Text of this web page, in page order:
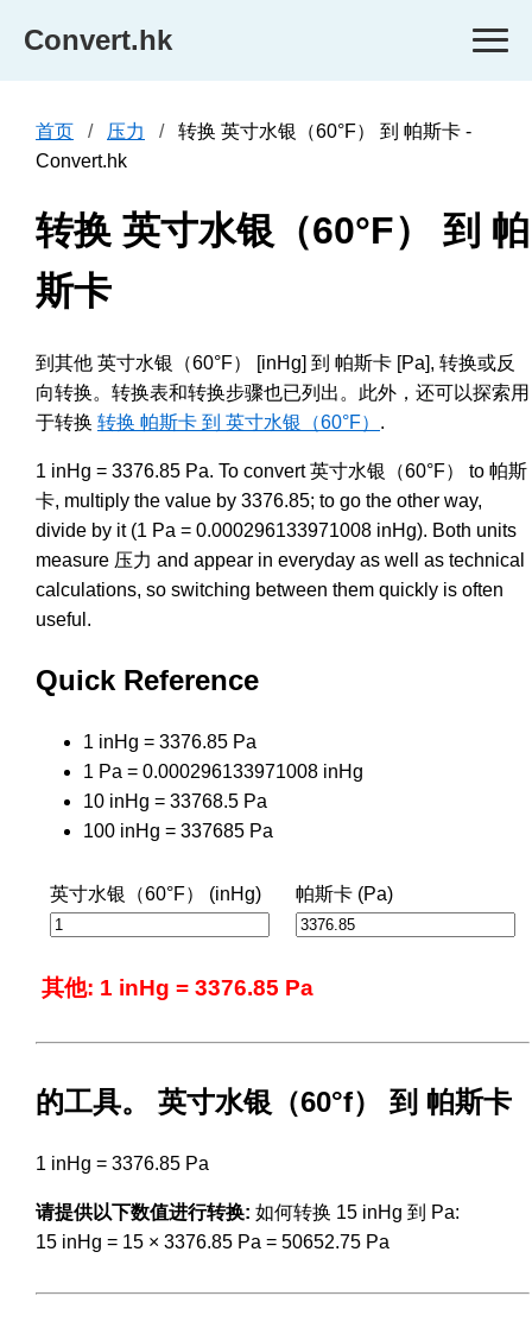
Convert.hk
首页 压力
转换 英寸水银（60°F） 到 帕斯卡 -
Convert.hk
转换 英寸水银（60°F） 到 帕
斯卡
到其他 英寸水银（60°F） [inHg] 到 帕斯卡 [Pa], 转换或反
向转换。转换表和转换步骤也已列出。此外，还可以探索用
于转换 转换 帕斯卡 到 英寸水银（60°F） .
1 inHg = 3376.85 Pa. To convert 英寸水银（60°F） to 帕斯
卡, multiply the value by 3376.85; to go the other way,
divide by it (1 Pa = 0.000296133971008 inHg). Both units
measure 压力 and appear in everyday as well as technical
calculations, so switching between them quickly is often
useful.
Quick Reference
1 inHg = 3376.85 Pa
1 Pa = 0.000296133971008 inHg
10 inHg = 33768.5 Pa
100 inHg = 337685 Pa
英寸水银（60°F） (inHg) 帕斯卡 (Pa)
其他: 1 inHg = 3376.85 Pa
的工具。 英寸水银（60°f） 到 帕斯卡
1 inHg = 3376.85 Pa
请提供以下数值进行转换: 如何转换 15 inHg 到 Pa:
15 inHg = 15 × 3376.85 Pa = 50652.75 Pa